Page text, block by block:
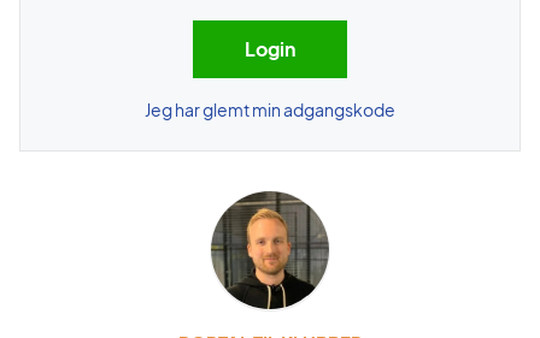
Jeg har glemt min adgangskode